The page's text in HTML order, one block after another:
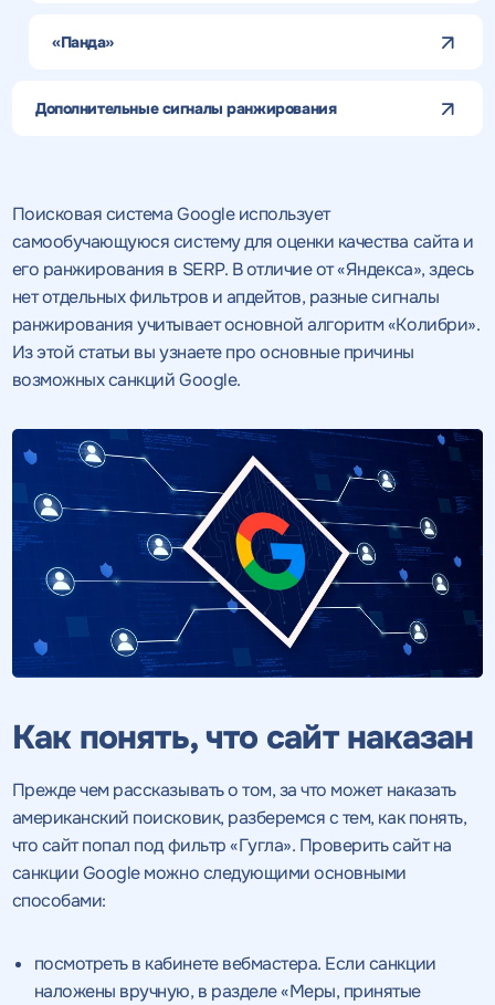
«Панда»
Дополнительные сигналы ранжирования
Поисковая система Google использует
самообучающуюся систему для оценки качества сайта и
его ранжирования в SERP. В отличие от «Яндекса», здесь
нет отдельных фильтров и апдейтов, разные сигналы
ранжирования учитывает основной алгоритм «Колибри».
Из этой статьи вы узнаете про основные причины
возможных санкций Google.
Как понять, что сайт наказан
Прежде чем рассказывать о том, за что может наказать
американский поисковик, разберемся с тем, как понять,
что сайт попал под фильтр «Гугла». Проверить сайт на
санкции Google можно следующими основными
способами:
посмотреть в кабинете вебмастера. Если санкции
наложены вручную, в разделе «Меры, принятые